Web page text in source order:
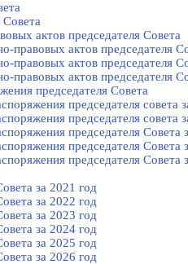
Совета
актов председателя Cовета
правовых актов председателя
правовых актов председателя
правовых актов председателя
председателя Cовета
председателя совета
председателя совета
председателя Cовета
председателя Cовета
председателя Cовета
за 2021 год
за 2022 год
за 2023 год
за 2024 год
за 2025 год
за 2026 год